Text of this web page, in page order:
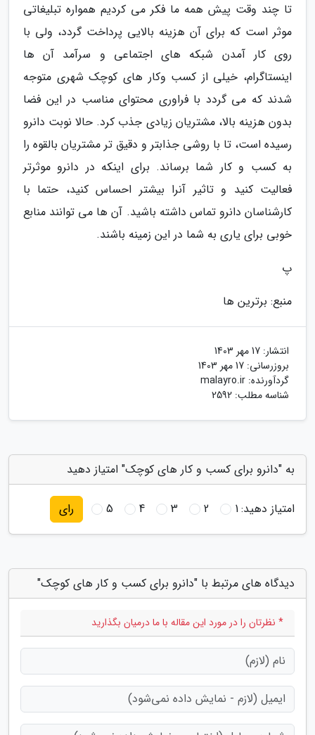
تا چند وقت پیش همه ما فکر می کردیم همواره تبلیغاتی
موثر است که برای آن هزینه بالایی پرداخت گردد، ولی با
روی کار آمدن شبکه های اجتماعی و سرآمد آن ها
اینستاگرام، خیلی از کسب وکار های کوچک شهری متوجه
شدند که می گردد با فراوری محتوای مناسب در این فضا
بدون هزینه بالا، مشتریان زیادی جذب کرد. حالا نوبت دانرو
رسیده است، تا با روشی جذابتر و دقیق تر مشتریان بالقوه را
به کسب و کار شما برساند. برای اینکه در دانرو موثرتر
فعالیت کنید و تاثیر آنرا بیشتر احساس کنید، حتما با
کارشناسان دانرو تماس داشته باشید. آن ها می توانند منابع
خوبی برای یاری به شما در این زمینه باشند.
پ
منبع: برترین ها
انتشار: 17 مهر 1403
بروزرسانی: 17 مهر 1403
گردآورنده: malayro.ir
شناسه مطلب: 2592
به "دانرو برای کسب و کار های کوچک" امتیاز دهید
امتیاز دهید:1
2
3
4
5 رای
دیدگاه های مرتبط با "دانرو برای کسب و کار های کوچک"
* نظرتان را در مورد این مقاله با ما درمیان بگذارید